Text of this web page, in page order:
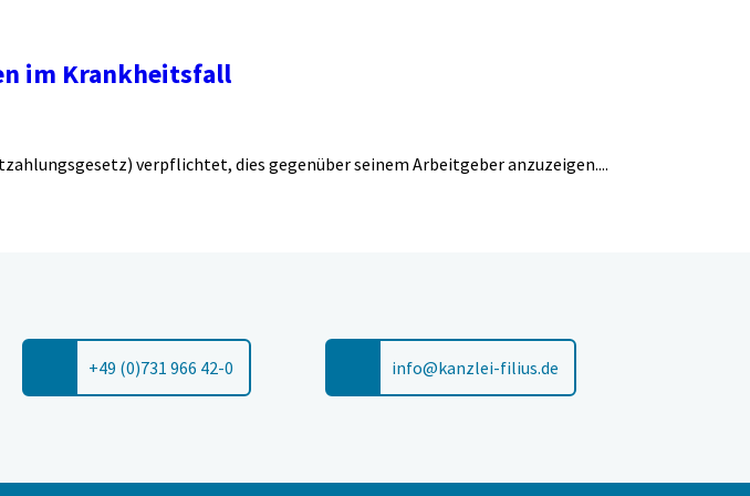
im Krankheitsfall
verpflichtet, dies gegenüber seinem Arbeitgeber anzuzeigen....
+49 (0)731 966 42-0 info@kanzlei-filius.de